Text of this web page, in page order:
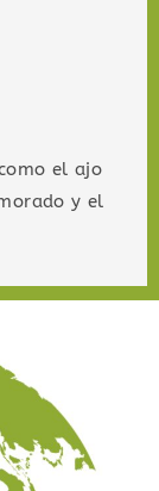
el ajo
y el